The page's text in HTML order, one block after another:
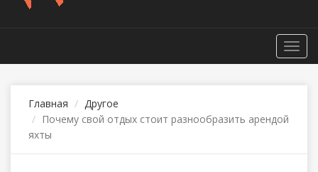
Главная
Другое
Почему свой отдых стоит разнообразить арендой
яхты